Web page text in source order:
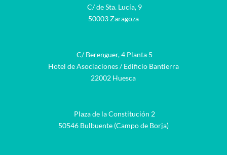
C/ de Sta. Lucía, 9
50003 Zaragoza
C/ Berenguer, 4 Planta 5
Hotel de Asociaciones / Edificio Bantierra
22002 Huesca
Plaza de la Constitución 2
50546 Bulbuente (Campo de Borja)